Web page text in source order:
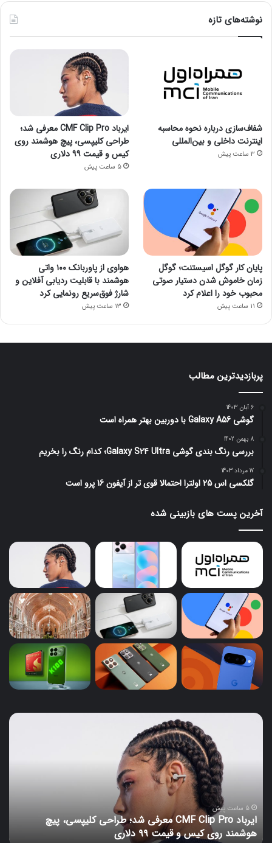
نوشته‌های تازه
شفاف‌سازی درباره نحوه محاسبه
اینترنت داخلی و بین‌المللی
3 ساعت پیش
ایرباد CMF Clip Pro معرفی شد؛
طراحی کلیپسی، پیچ هوشمند روی
کیس و قیمت ۹۹ دلاری
5 ساعت پیش
پایان کار گوگل اسیستنت؛ گوگل
زمان خاموش شدن دستیار صوتی
محبوب خود را اعلام کرد
11 ساعت پیش
هواوی از پاوربانک ۱۰۰ واتی
هوشمند با قابلیت ردیابی آفلاین و
شارژ فوق‌سریع رونمایی کرد
13 ساعت پیش
پربازدیدترین مطالب
6 آبان 1403
گوشی Galaxy A56 با دوربین بهتر همراه است
8 بهمن 1402
بررسی رنگ بندی گوشی Galaxy S24 Ultra؛ کدام رنگ را بخریم
17 مرداد 1403
گلکسی اس 25 اولترا احتمالا قوی تر از آیفون 16 پرو است
آخرین پست های بازبینی شده
ایرباد
کلیپسی،
پیچ
هوشمند
5 ساعت پیش
ایرباد CMF Clip Pro معرفی شد؛ طراحی کلیپسی، پیچ
هوشمند روی کیس و قیمت ۹۹ دلاری